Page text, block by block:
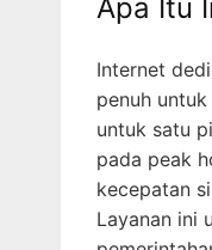
Apa Itu
Internet
penuh
untuk satu
pada peak
kecepatan
Layanan ini